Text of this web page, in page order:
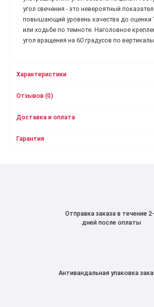
угол свечения - это невероятный
повышающий уровень качества до оценки
или ходьбе по темноте. Наголовное
угол вращения на 60 градусов по
Характеристики
Отзывов (0)
Доставка и оплата
Гарантия
Отправка заказа в течение
дней после оплаты
Антивандальная упаковка